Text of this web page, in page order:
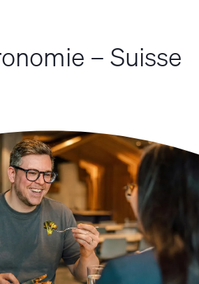
– Suisse